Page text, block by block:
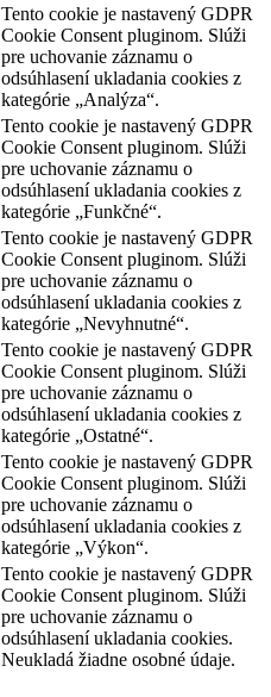
Tento cookie je nastavený GDPR
Cookie Consent pluginom. Slúži
pre uchovanie záznamu o
odsúhlasení ukladania cookies z
kategórie „Analýza“.
Tento cookie je nastavený GDPR
Cookie Consent pluginom. Slúži
pre uchovanie záznamu o
odsúhlasení ukladania cookies z
kategórie „Funkčné“.
Tento cookie je nastavený GDPR
Cookie Consent pluginom. Slúži
pre uchovanie záznamu o
odsúhlasení ukladania cookies z
kategórie „Nevyhnutné“.
Tento cookie je nastavený GDPR
Cookie Consent pluginom. Slúži
pre uchovanie záznamu o
odsúhlasení ukladania cookies z
kategórie „Ostatné“.
Tento cookie je nastavený GDPR
Cookie Consent pluginom. Slúži
pre uchovanie záznamu o
odsúhlasení ukladania cookies z
kategórie „Výkon“.
Tento cookie je nastavený GDPR
Cookie Consent pluginom. Slúži
pre uchovanie záznamu o
odsúhlasení ukladania cookies.
Neukladá žiadne osobné údaje.